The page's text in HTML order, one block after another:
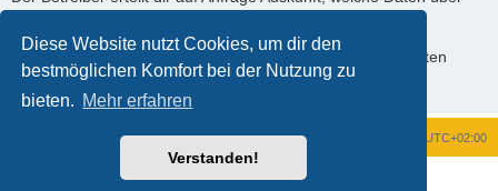
Diese Website nutzt Cookies, um dir den
bestmöglichen Komfort bei der Nutzung zu
bieten. Mehr erfahren
Verstanden!
Du kannst jederzeit die Löschung bzw. Sperrung deiner Daten
verlangen. Kontaktiere hierzu bitte den Betreiber.
Foren-Übersicht UTC+02:00
Powered by
® Forum Software © phpBB Limited